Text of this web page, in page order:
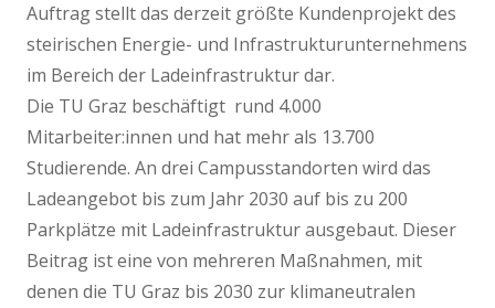
Auftrag stellt das derzeit größte Kundenprojekt des
steirischen Energie- und Infrastrukturunternehmens
im Bereich der Ladeinfrastruktur dar.
Die TU Graz beschäftigt rund 4.000
Mitarbeiter:innen und hat mehr als 13.700
Studierende. An drei Campusstandorten wird das
Ladeangebot bis zum Jahr 2030 auf bis zu 200
Parkplätze mit Ladeinfrastruktur ausgebaut. Dieser
Beitrag ist eine von mehreren Maßnahmen, mit
denen die TU Graz bis 2030 zur klimaneutralen